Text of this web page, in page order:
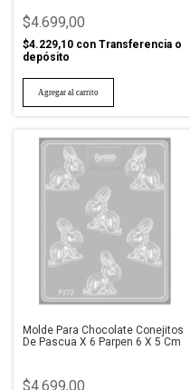
$4.699,00
$4.229,10 con Transferencia o
depósito
Molde Para Chocolate Conejitos
De Pascua X 6 Parpen 6 X 5 Cm
$4.699,00